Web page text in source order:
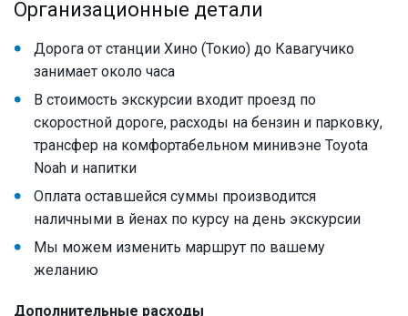
Организационные детали
Дорога от станции Хино (Токио) до Кавагучико
занимает около часа
В стоимость экскурсии входит проезд по
скоростной дороге, расходы на бензин и парковку,
трансфер на комфортабельном минивэне Toyota
Noah и напитки
Оплата оставшейся суммы производится
наличными в йенах по курсу на день экскурсии
Мы можем изменить маршрут по вашему
желанию
Дополнительные расходы